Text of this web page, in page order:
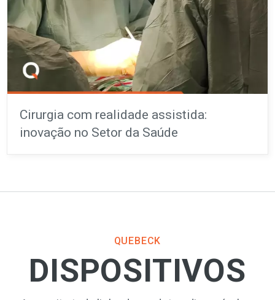
Cirurgia com realidade assistida:
inovação no Setor da Saúde
QUEBECK
DISPOSITIVOS